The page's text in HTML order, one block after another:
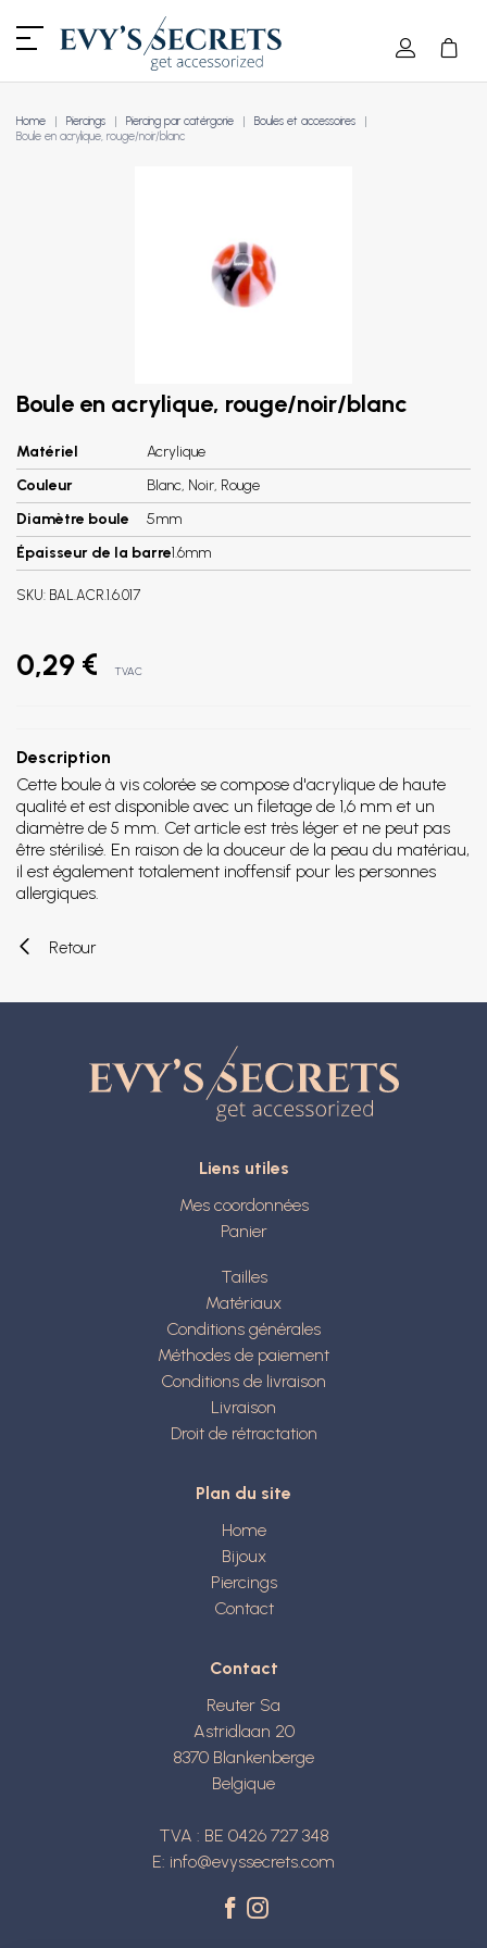
Home Piercings Piercing par catérgorie
Boules et accessoires
Boule en acrylique, rouge/noir/blanc
Boule en acrylique, rouge/noir/blanc
Matériel
Acrylique
Couleur
Blanc, Noir, Rouge
Diamètre boule
5mm
Épaisseur de la barre1.6mm
SKU: BAL.ACR.1.6.017
0,29 € TVAC
Description
Cette boule à vis colorée se compose d'acrylique de haute
qualité et est disponible avec un filetage de 1,6 mm et un
diamètre de 5 mm. Cet article est très léger et ne peut pas
être stérilisé. En raison de la douceur de la peau du matériau,
il est également totalement inoffensif pour les personnes
allergiques.
Retour
Liens utiles
Mes coordonnées
Panier
Tailles
Matériaux
Conditions générales
Méthodes de paiement
Conditions de livraison
Livraison
Droit de rétractation
Plan du site
Home
Bijoux
Piercings
Contact
Contact
Reuter Sa
Astridlaan 20
8370 Blankenberge
Belgique
TVA : BE 0426 727 348
E: info@evyssecrets.com